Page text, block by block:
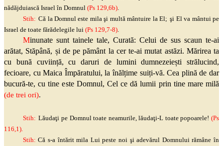
nădăjduiască Israel în Domnul (Ps 129,6b).
Stih: Că la Domnul este milaşi multă mântuire la El; şi El va mântui pe
Israel de toate fărădelegile lui (Ps 129,7-8).
Minunate sunt tainele tale, Curată: Celui de sus scaun te-ai
arătat, Stăpână, și de pe pământ la cer te-ai mutat astăzi. Mărirea ta
cu bună cuviință, cu daruri de lumini dumnezeiești strălucind,
fecioare, cu Maica Împăratului, la înălțime suiți-vă. Cea plină de dar
bucură-te, cu tine este Domnul, Cel ce dă lumii prin tine mare milă
(de trei ori).
Stih: Lăudaţi pe Domnul toate neamurile,lăudaţi-L toate popoarele! (Ps
116,1).
Stih:Că s-a întărit mila Lui peste noi şi adevărul Domnului rămâne în